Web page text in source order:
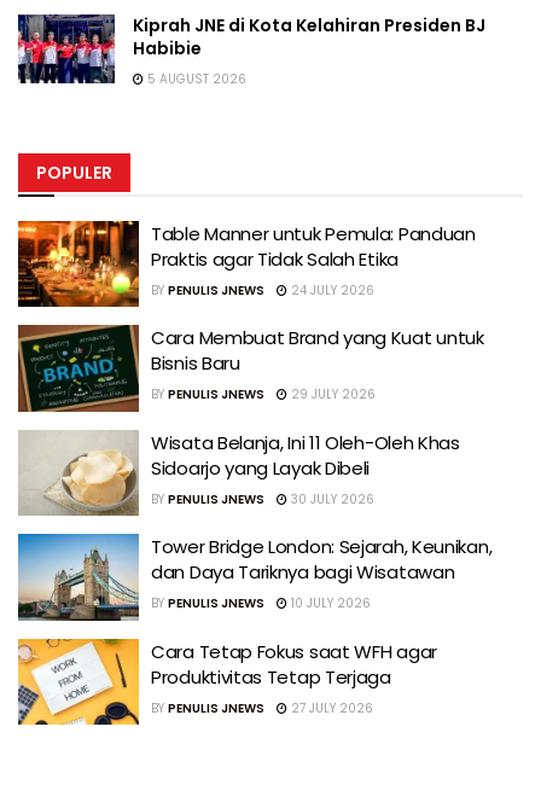
Kiprah JNE di Kota Kelahiran Presiden BJ
Habibie
5 AUGUST 2026
POPULER
Table Manner untuk Pemula: Panduan
Praktis agar Tidak Salah Etika
BY PENULIS JNEWS 24 JULY 2026
Cara Membuat Brand yang Kuat untuk
Bisnis Baru
BY PENULIS JNEWS 29 JULY 2026
Wisata Belanja, Ini 11 Oleh-Oleh Khas
Sidoarjo yang Layak Dibeli
BY PENULIS JNEWS 30 JULY 2026
Tower Bridge London: Sejarah, Keunikan,
dan Daya Tariknya bagi Wisatawan
BY PENULIS JNEWS 10 JULY 2026
Cara Tetap Fokus saat WFH agar
Produktivitas Tetap Terjaga
BY PENULIS JNEWS 27 JULY 2026